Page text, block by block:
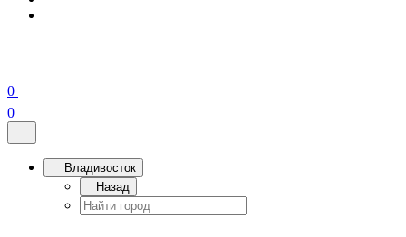
0
0
Владивосток
Назад